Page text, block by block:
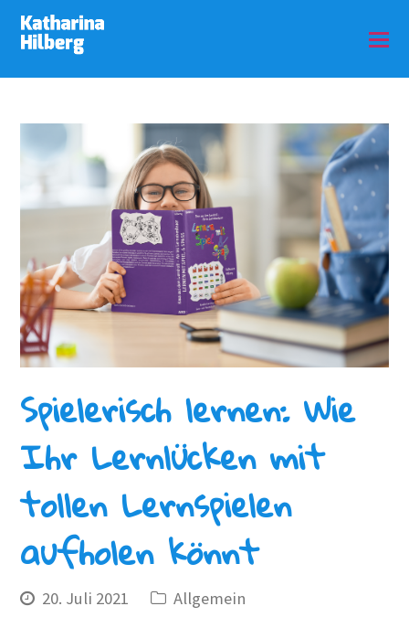
Spielerisch lernen: Wie
Ihr Lernlücken mit
tollen Lernspielen
aufholen könnt
20. Juli 2021 Allgemein